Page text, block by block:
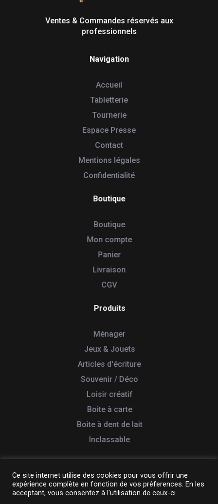
Ventes & Commandes réservés aux
professionnels
Navigation
Accueil
Tabletterie
Tournerie
Espace Presse
Contact
Mentions légales
Confidentialité
Boutique
Boutique
Mon compte
Panier
Livraison
CGV
Produits
Ménager
Jeux & Jouets
Articles d'écriture
Souvenir / Déco
Loisir créatif
Boite à carte
Boite à dent de lait
Inclassable
© 2026 Tabletterie des Lacs. Tous droits réservés
Ce site internet utilise des cookies pour vous offrir une
expérience complète en fonction de vos préferences. En les
acceptant, vous consentez à l'utilisation de ceux-ci.